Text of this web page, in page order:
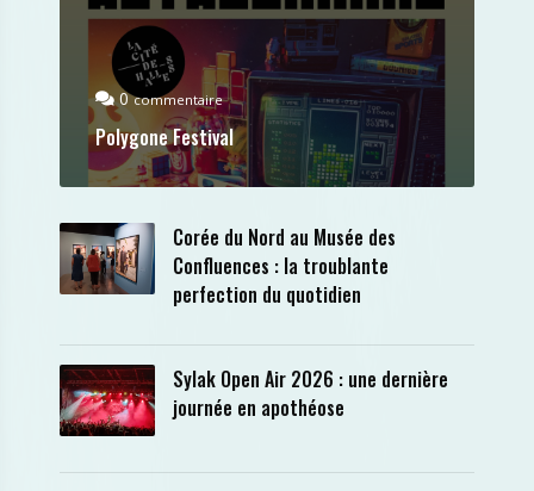
0commentaire
Polygone Festival
Corée du Nord au Musée des
Confluences : la troublante
perfection du quotidien
Sylak Open Air 2026 : une dernière
journée en apothéose